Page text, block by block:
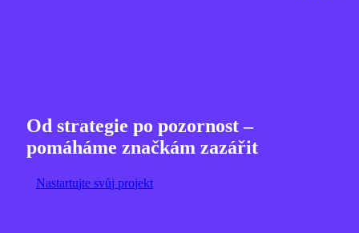
Od strategie po pozornost –
pomáháme značkám zazářit
Nastartujte svůj projekt